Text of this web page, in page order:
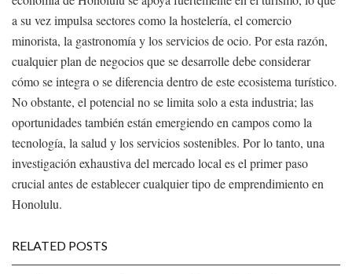
a su vez impulsa sectores como la hostelería, el comercio
minorista, la gastronomía y los servicios de ocio. Por esta razón,
cualquier plan de negocios que se desarrolle debe considerar
cómo se integra o se diferencia dentro de este ecosistema turístico.
No obstante, el potencial no se limita solo a esta industria; las
oportunidades también están emergiendo en campos como la
tecnología, la salud y los servicios sostenibles. Por lo tanto, una
investigación exhaustiva del mercado local es el primer paso
crucial antes de establecer cualquier tipo de emprendimiento en
Honolulu.
RELATED POSTS